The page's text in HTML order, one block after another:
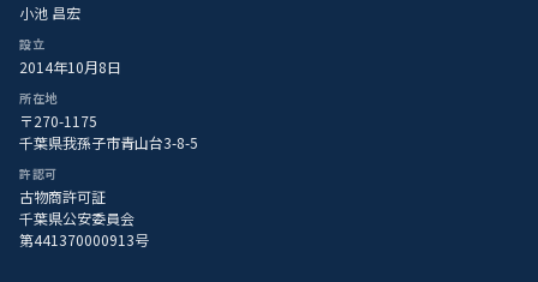
小池 昌宏
設立
2014年10月8日
所在地
〒270-1175
千葉県我孫子市青山台3-8-5
許認可
古物商許可証
千葉県公安委員会
第441370000913号